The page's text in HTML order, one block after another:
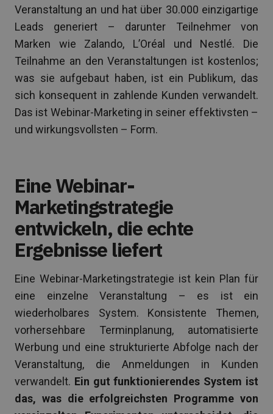
Veranstaltung an und hat über 30.000 einzigartige
Leads generiert – darunter Teilnehmer von
Marken wie Zalando, L’Oréal und Nestlé. Die
Teilnahme an den Veranstaltungen ist kostenlos;
was sie aufgebaut haben, ist ein Publikum, das
sich konsequent in zahlende Kunden verwandelt.
Das ist Webinar-Marketing in seiner effektivsten –
und wirkungsvollsten – Form.
Eine Webinar-
Marketingstrategie
entwickeln, die echte
Ergebnisse liefert
Eine Webinar-Marketingstrategie ist kein Plan für
eine einzelne Veranstaltung – es ist ein
wiederholbares System. Konsistente Themen,
vorhersehbare Terminplanung, automatisierte
Werbung und eine strukturierte Abfolge nach der
Veranstaltung, die Anmeldungen in Kunden
verwandelt. Ein gut funktionierendes System ist
das, was die erfolgreichsten Programme von